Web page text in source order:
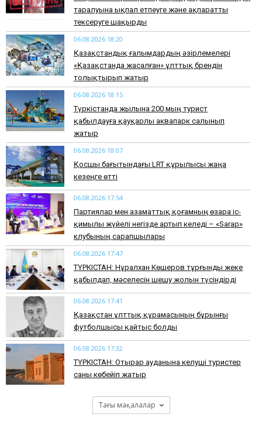
таралуына ықпал етпеуге және ақпаратты
тексеруге шақырды
06.08.2026 18:20
Қазақстандық ғалымдардың әзірлемелері
«Қазақстанда жасалған» ұлттық брендін
толықтырып жатыр
06.08.2026 18:15
Түркістанда жылына 200 мың турист
қабылдауға қауқарлы аквапарк салынып
жатыр
06.08.2026 18:07
Қосшы бағытындағы LRT құрылысы жаңа
кезеңге өтті
06.08.2026 17:54
Партиялар мен азаматтық қоғамның өзара іс-
қимылы жүйелі негізде артып келеді – «Sarap»
клубының сарапшылары
06.08.2026 17:47
ТҮРКІСТАН: Нұралхан Көшеров тұрғынды жеке
қабылдап, мәселесін шешу жолын түсіндірді
06.08.2026 17:41
Қазақстан ұлттық құрамасының бұрынғы
футболшысы қайтыс болды
06.08.2026 17:32
ТҮРКІСТАН: Отырар ауданына келуші туристер
саны көбейіп жатыр
Тағы мақалалар